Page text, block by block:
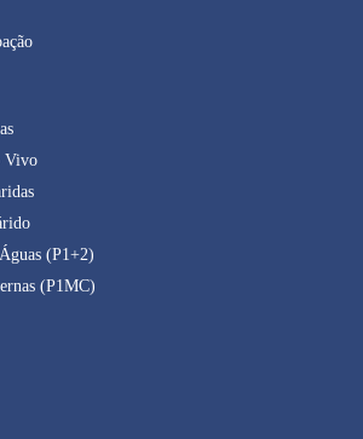
Vivo
(P1+2)
(P1MC)